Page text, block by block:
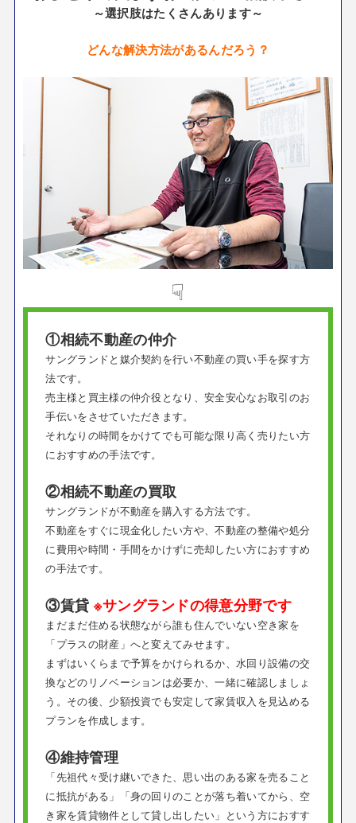
～選択肢はたくさんあります～
どんな解決方法があるんだろう？
☟
①相続不動産の仲介
サングランドと媒介契約を行い不動産の買い手を探す方
法です。
売主様と買主様の仲介役となり、安全安心なお取引のお
手伝いをさせていただきます。
それなりの時間をかけてでも可能な限り高く売りたい方
におすすめの手法です。
②相続不動産の買取
サングランドが不動産を購入する方法です。
不動産をすぐに現金化したい方や、不動産の整備や処分
に費用や時間・手間をかけずに売却したい方におすすめ
の手法です。
③賃貸 ※サングランドの得意分野です
まだまだ住める状態ながら誰も住んでいない空き家を
「プラスの財産」へと変えてみせます。
まずはいくらまで予算をかけられるか、水回り設備の交
換などのリノベーションは必要か、一緒に確認しましょ
う。その後、少額投資でも安定して家賃収入を見込める
プランを作成します。
④維持管理
「先祖代々受け継いできた、思い出のある家を売ること
に抵抗がある」「身の回りのことが落ち着いてから、空
き家を賃貸物件として貸し出したい」という方におすす